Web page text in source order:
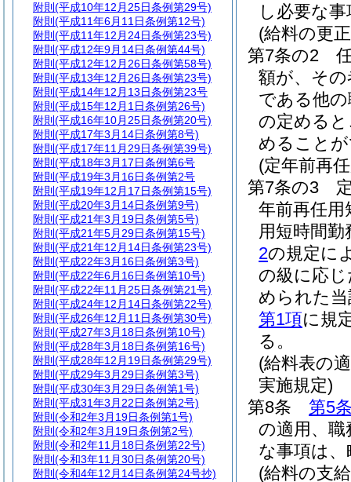
し必要な
(給料の更
第7条の2
額が、そ
である他
の定める
めること
(定年前再
第7条の3
年前再任用
用短時間
2の規定に
の級に応
められた
第1項に規
る。
(給料表の
実施規定)
第8条
第5
の適用、職
な事項は
(給料の支
附則 (平成10年12月25日条例第29号)
附則 (平成11年6月11日条例第12号)
附則 (平成11年12月24日条例第23号)
附則 (平成12年9月14日条例第44号)
附則 (平成12年12月26日条例第58号)
附則 (平成13年12月26日条例第23号)
附則 (平成14年12月13日条例第23号
附則 (平成15年12月1日条例第26号)
附則 (平成16年10月25日条例第20号)
附則 (平成17年3月14日条例第8号)
附則 (平成17年11月29日条例第39号)
附則 (平成18年3月17日条例第6号
附則 (平成19年3月16日条例第2号
附則 (平成19年12月17日条例第15号)
附則 (平成20年3月14日条例第9号)
附則 (平成21年3月19日条例第5号)
附則 (平成21年5月29日条例第15号)
附則 (平成21年12月14日条例第23号)
附則 (平成22年3月16日条例第3号)
附則 (平成22年6月16日条例第10号)
附則 (平成22年11月25日条例第21号)
附則 (平成24年12月14日条例第22号)
附則 (平成26年12月11日条例第30号)
附則 (平成27年3月18日条例第10号)
附則 (平成28年3月18日条例第16号)
附則 (平成28年12月19日条例第29号)
附則 (平成29年3月29日条例第3号)
附則 (平成30年3月29日条例第1号)
附則 (平成31年3月22日条例第2号)
附則 (令和2年3月19日条例第1号)
附則 (令和2年3月19日条例第2号)
附則 (令和2年11月18日条例第22号)
附則 (令和3年11月30日条例第20号)
附則 (令和4年12月14日条例第24号抄)